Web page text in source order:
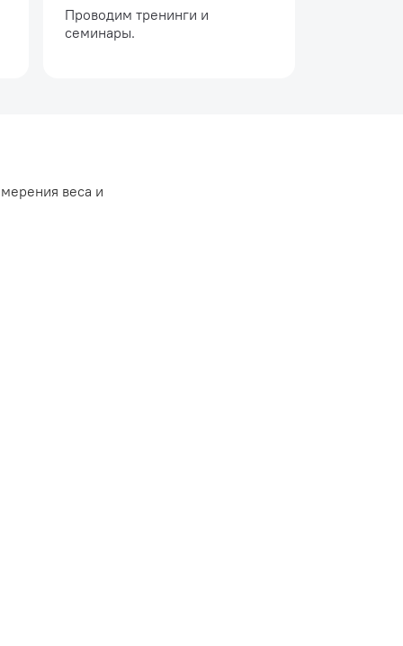
Проводим тренинги и
семинары.
веса и